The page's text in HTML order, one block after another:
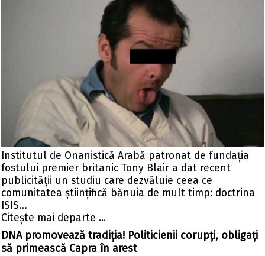
Institutul de Onanistică Arabă patronat de fundația
fostului premier britanic Tony Blair a dat recent
publicității un studiu care dezvăluie ceea ce
comunitatea științifică bănuia de mult timp: doctrina
ISIS…
Citeşte mai departe ...
DNA promovează tradiția! Politicienii corupți, obligați
să primească Capra în arest